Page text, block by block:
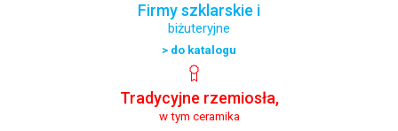
Firmyszklarskie i
biżuteryjne
> do katalogu
Tradycyjne rzemiosła,
w tym ceramika